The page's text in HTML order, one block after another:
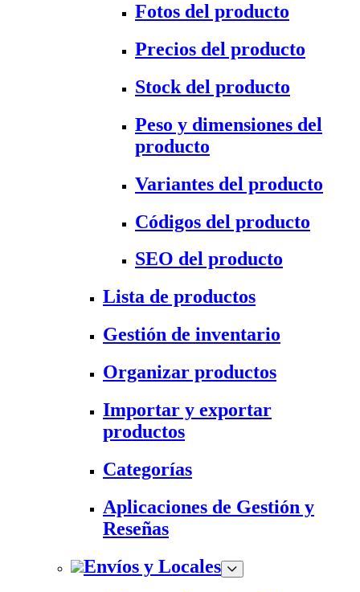
Fotos del producto
Precios del producto
Stock del producto
Peso y dimensiones del
producto
Variantes del producto
Códigos del producto
SEO del producto
Lista de productos
Gestión de inventario
Organizar productos
Importar y exportar
productos
Categorías
Aplicaciones de Gestión y
Reseñas
Envíos y Locales